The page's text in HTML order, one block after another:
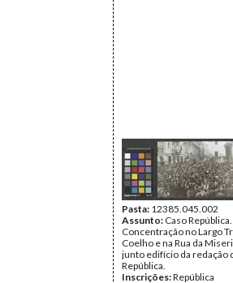
Pasta: 12385.045.002
Assunto: Caso República.
Concentração no Largo
Coelho e na Rua da
junto edifício da redação
República.
Inscrições:República